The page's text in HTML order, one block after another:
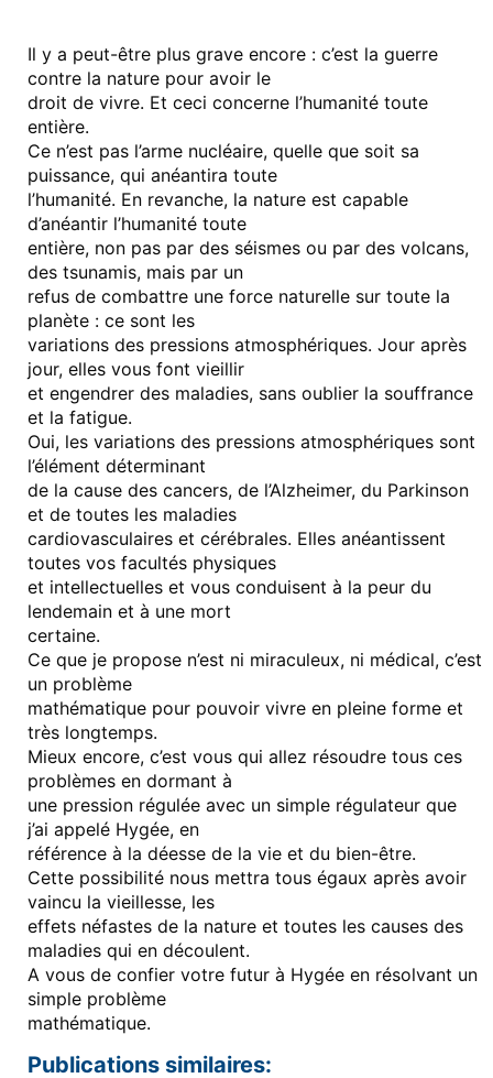
Il y a peut-être plus grave encore : c’est la guerre
contre la nature pour avoir le
droit de vivre. Et ceci concerne l’humanité toute
entière.
Ce n’est pas l’arme nucléaire, quelle que soit sa
puissance, qui anéantira toute
l’humanité. En revanche, la nature est capable
d’anéantir l’humanité toute
entière, non pas par des séismes ou par des volcans,
des tsunamis, mais par un
refus de combattre une force naturelle sur toute la
planète : ce sont les
variations des pressions atmosphériques. Jour après
jour, elles vous font vieillir
et engendrer des maladies, sans oublier la souffrance
et la fatigue.
Oui, les variations des pressions atmosphériques sont
l’élément déterminant
de la cause des cancers, de l’Alzheimer, du Parkinson
et de toutes les maladies
cardiovasculaires et cérébrales. Elles anéantissent
toutes vos facultés physiques
et intellectuelles et vous conduisent à la peur du
lendemain et à une mort
certaine.
Ce que je propose n’est ni miraculeux, ni médical, c’est
un problème
mathématique pour pouvoir vivre en pleine forme et
très longtemps.
Mieux encore, c’est vous qui allez résoudre tous ces
problèmes en dormant à
une pression régulée avec un simple régulateur que
j’ai appelé Hygée, en
référence à la déesse de la vie et du bien-être.
Cette possibilité nous mettra tous égaux après avoir
vaincu la vieillesse, les
effets néfastes de la nature et toutes les causes des
maladies qui en découlent.
A vous de confier votre futur à Hygée en résolvant un
simple problème
mathématique.
Publications similaires: